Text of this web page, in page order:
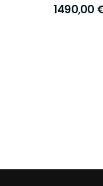
1490,00